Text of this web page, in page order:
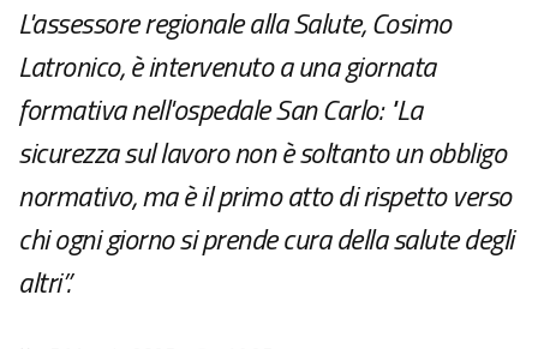
L'assessore regionale alla Salute, Cosimo
Latronico, è intervenuto a una giornata
formativa nell'ospedale San Carlo: "La
sicurezza sul lavoro non è soltanto un obbligo
normativo, ma è il primo atto di rispetto verso
chi ogni giorno si prende cura della salute degli
altri”.